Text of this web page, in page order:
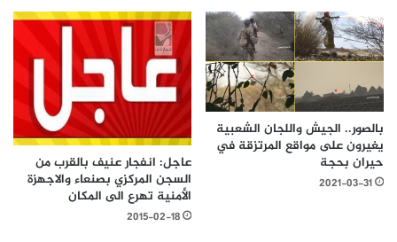
بالصور.. الجيش واللجان الشعبية
يغيرون على مواقع المرتزقة في
حيران بحجة
2021-03-31
عاجل: انفجار عنيف بالقرب من
السجن المركزي بصنعاء والاجهزة
الأمنية تهرع الى المكان
2015-02-18